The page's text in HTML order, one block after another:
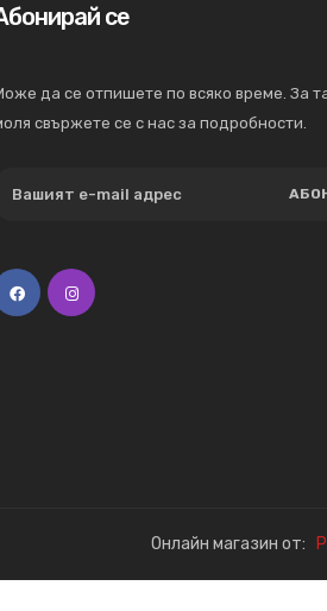
се
да се отпишете по всяко време. За
свържете се с нас за подробности.
Онлайн магазин от: